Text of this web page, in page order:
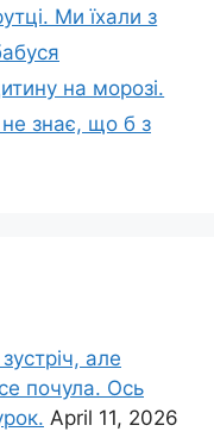
Ми їхали з
на морозі.
не знає, що б з
але
почула. Ось
April 11, 2026